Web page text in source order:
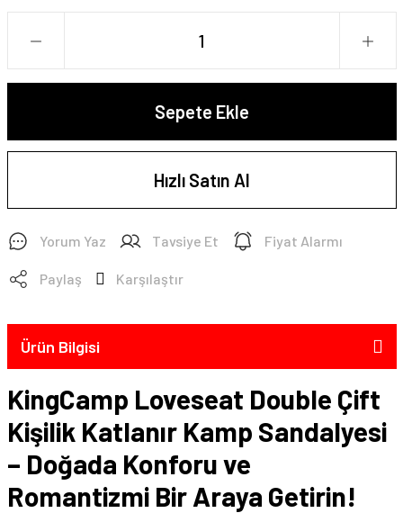
Sepete Ekle
Hızlı Satın Al
Yorum Yaz Tavsiye Et Fiyat Alarmı
Paylaş Karşılaştır
Ürün Bilgisi
KingCamp Loveseat Double Çift
Kişilik Katlanır Kamp Sandalyesi
– Doğada Konforu ve
Romantizmi Bir Araya Getirin!